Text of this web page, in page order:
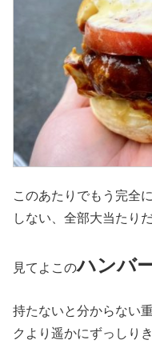
このあたりでもう完全
しない、全部大当たりだ
見てよこのハンバ
持たないと分からない
クより遥かにずっしり